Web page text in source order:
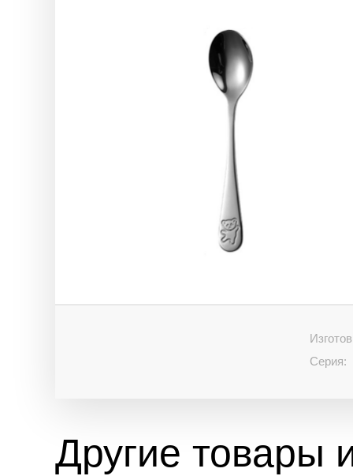
Серия:
Другие товары